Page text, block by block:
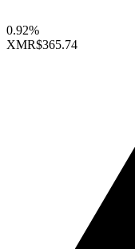
0.92%
XMR$365.74